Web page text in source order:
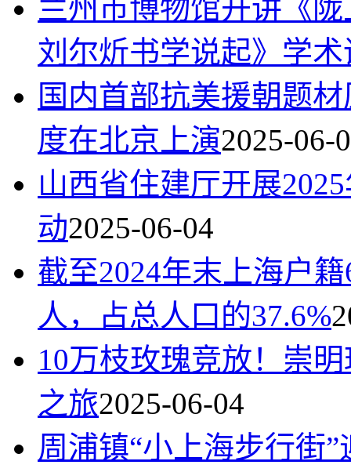
兰州市博物馆开讲《
刘尔炘书学说起》学术
国内首部抗美援朝题
度在北京上演2025-06-
山西省住建厅开展
动2025-06-04
截至2024年末上海户
人，占总人口的37.6%
10万枝玫瑰竞放！崇
之旅2025-06-04
周浦镇“小上海步行街